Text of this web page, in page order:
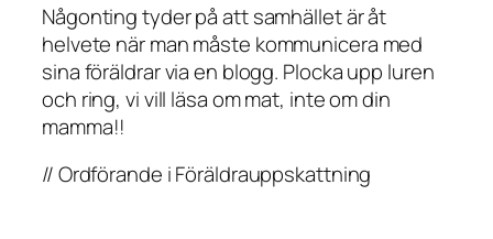
Någonting tyder på att samhället är åt
helvete när man måste kommunicera med
sina föräldrar via en blogg. Plocka upp luren
och ring, vi vill läsa om mat, inte om din
mamma!!
// Ordförande i Föräldrauppskattning